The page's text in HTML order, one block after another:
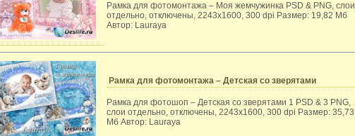
Рамка для фотомонтажа – Моя жемчужинка PSD & PNG, слои
отдельно, отключены, 2243x1600, 300 dpi Размер: 19,82 Мб
Автор: Lauraya
Рамка для фотомонтажа – Детская со зверятами
Рамка для фотошоп – Детская со зверятами 1 PSD & 3 PNG,
слои отдельно, отключены, 2243x1600, 300 dpi Размер: 35,73
Мб Автор: Lauraya